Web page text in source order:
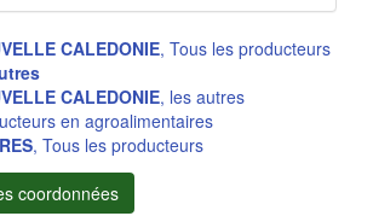
CALEDONIE, Tous les producteurs
CALEDONIE, les autres
en agroalimentaires
, Tous les producteurs
coordonnées